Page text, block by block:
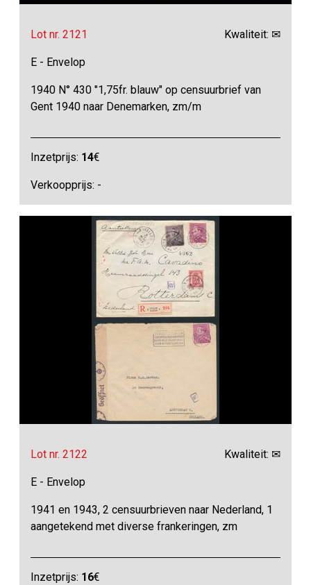
Lot nr. 2121 Kwaliteit: ✉
E - Envelop
1940 N° 430 "1,75fr. blauw" op censuurbrief van
Gent 1940 naar Denemarken, zm/m
Inzetprijs: 14€
Verkoopprijs: -
Lot nr. 2122 Kwaliteit: ✉
E - Envelop
1941 en 1943, 2 censuurbrieven naar Nederland, 1
aangetekend met diverse frankeringen, zm
Inzetprijs: 16€